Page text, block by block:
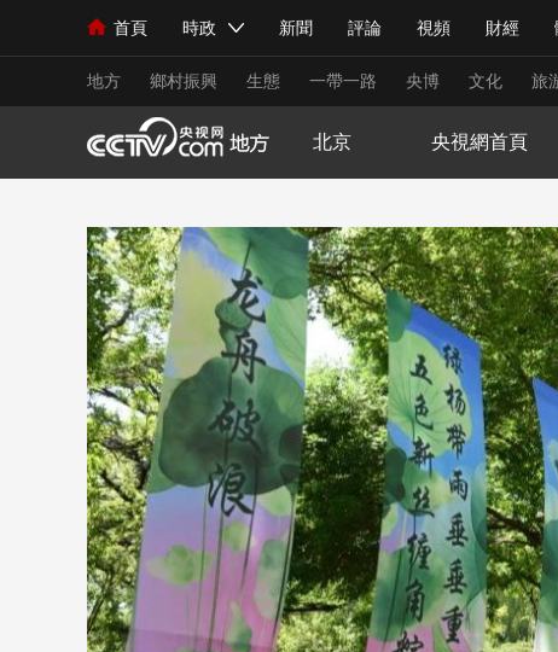
首頁 時政 新聞 評論 視頻 財經
人民領袖習近平 聯播+ 中國領導人 央視快評 習式
直播 片庫 欄目大全 節目單 聽音 微視頻 主
海外頻道 iPanda English Монгол
地方 鄉村振興 生態 一帶一路 央博 文化 旅
新聞 國內 國際 評論 經濟 軍事
人民領袖習近平 聯播+ 熱解讀 天天學習
視頻 小央視頻 小央直播 直播中國 熊貓
現場 前線 比劃 快看 藍海中國 新兵
體育 直播 競猜 2026年世界盃 2026年冬
VIP會員 CCTV奧林匹克頻道 生活體育大會
財經 教育 鄉村振興 生態環境 一帶一路
大國展會 大國保險 雲頂對話
北京 央視網首頁